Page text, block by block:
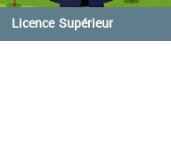
Licence Supérieur